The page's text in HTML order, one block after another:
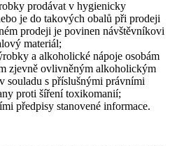
prodávat v hygienicky
je do takových obalů při prodeji
prodeji je povinen návštěvníkovi
materiál;
a alkoholické nápoje osobám
zjevně ovlivněným alkoholickým
souladu s příslušnými právními
proti šíření toxikomanií;
předpisy stanovené informace.